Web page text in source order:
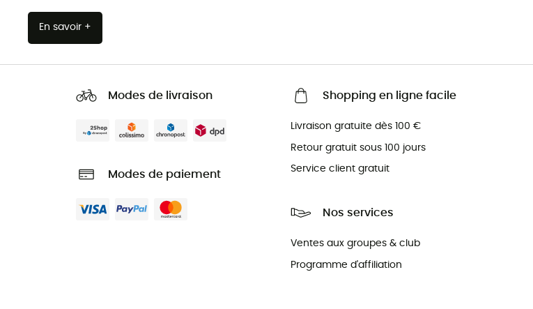
En savoir +
Modes de livraison
Modes de paiement
Shopping en ligne facile
Livraison gratuite dès 100 €
Retour gratuit sous 100 jours
Service client gratuit
Nos services
Ventes aux groupes & club
Programme d'affiliation